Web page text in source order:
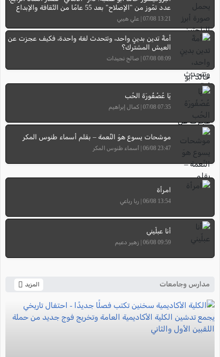
عدد تمّوز من "الإصلاح" بعد 55 عامًا من الثّقافة والإبداع
13:21 07/08 | علي هيبي
أمةٌ تدين بدينٍ واحد، وتتحدث لغة واحدة، فكيف عجزت عن
العيش المشترك؟
08:09 07/08 | صالح نجيدات
يَا عُصْفُورَةَ الحُب
07:35 07/08 | كمال إبراهيم
موشحات يسوع هوَ النِّعمة – بقلم أسماء طنوس المكر
23:47 06/08 | أسماء طنوس المكر
امرأة
13:54 06/08 | ربا رباعي
أنا عبلّيني
09:59 06/08 | زهير دعيم
مدارس وجامعات المزيد